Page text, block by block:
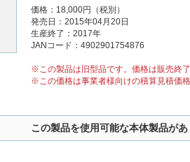
価格：18,000円（税別）
発売日：2015年04月20日
生産終了：2017年
JANコード：4902901754876
※この製品は旧型品です。価格は販売終
※この価格は事業者様向けの積算見積価
この製品を使用可能な本体製品が